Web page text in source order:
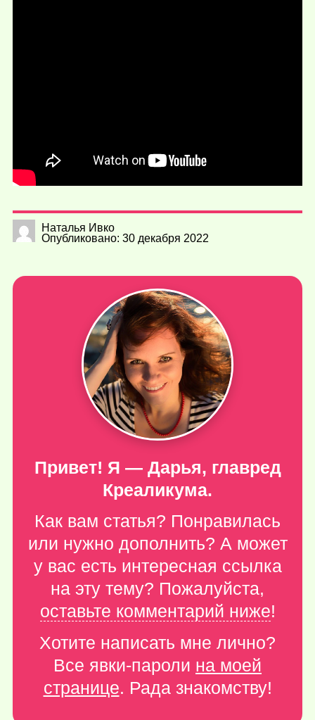
Наталья Ивко
Опубликовано: 30 декабря 2022
Привет! Я — Дарья, главред
Креаликума.
Как вам статья? Понравилась
или нужно дополнить? А может
у вас есть интересная ссылка
на эту тему? Пожалуйста,
оставьте комментарий ниже!
Хотите написать мне лично?
Все явки-пароли на моей
странице. Рада знакомству!